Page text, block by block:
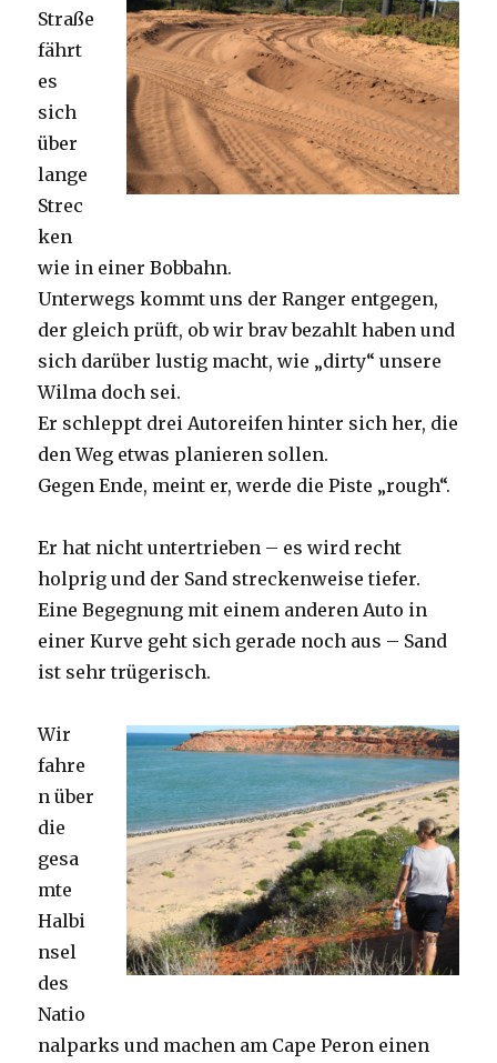
Straße
fährt
es
sich
über
lange
Strec
ken
wie in einer Bobbahn.
Unterwegs kommt uns der Ranger entgegen,
der gleich prüft, ob wir brav bezahlt haben und
sich darüber lustig macht, wie „dirty“ unsere
Wilma doch sei.
Er schleppt drei Autoreifen hinter sich her, die
den Weg etwas planieren sollen.
Gegen Ende, meint er, werde die Piste „rough“.
Er hat nicht untertrieben – es wird recht
holprig und der Sand streckenweise tiefer.
Eine Begegnung mit einem anderen Auto in
einer Kurve geht sich gerade noch aus – Sand
ist sehr trügerisch.
Wir
fahre
n über
die
gesa
mte
Halbi
nsel
des
Natio
nalparks und machen am Cape Peron einen